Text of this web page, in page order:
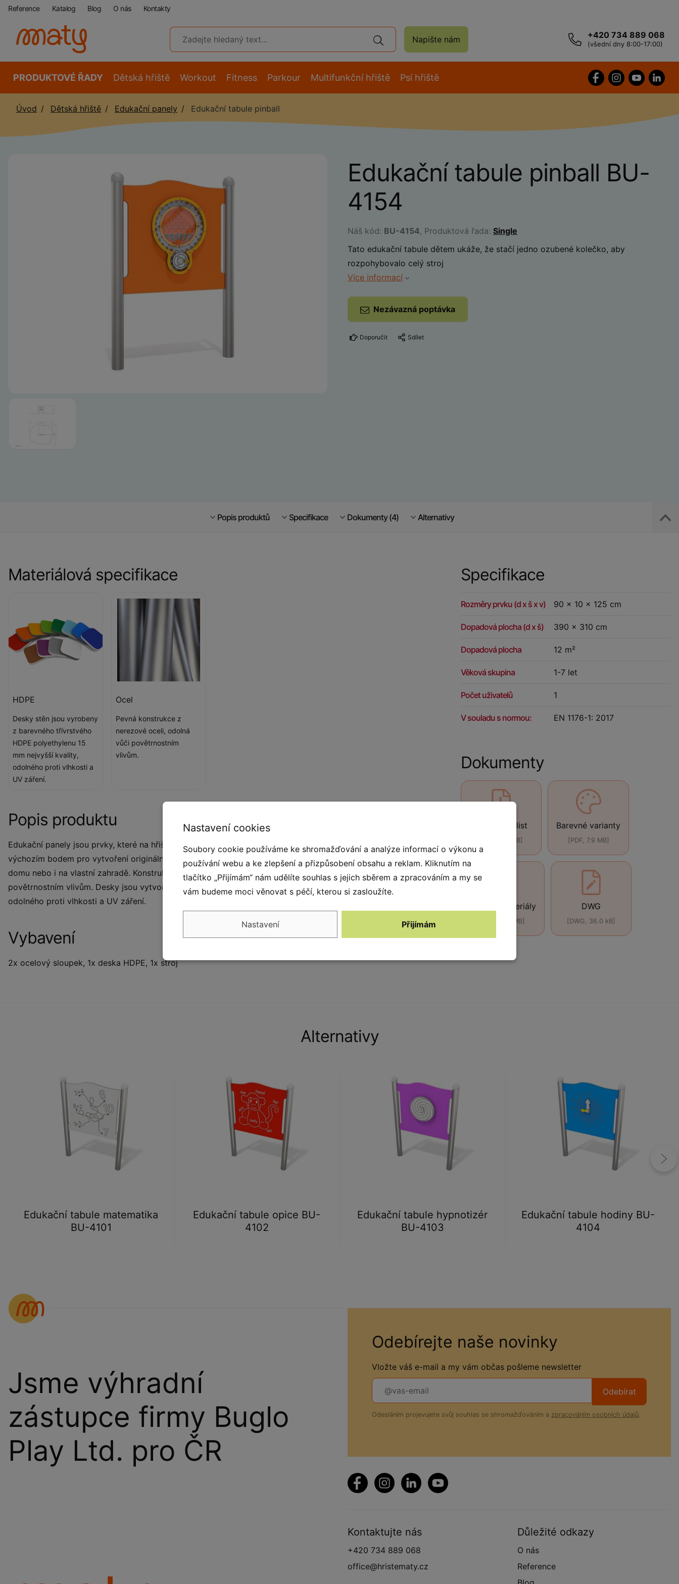
Reference Katalog Blog O nás Kontakty
Napište nám +420 734 889 068
(všední dny 8:00-17:00)
PRODUKTOVÉ ŘADY Dětská hřiště Workout Fitness Parkour Multifunkční hřiště Psí hřiště
Úvod Dětská hřiště Edukační panely Edukační tabule pinball
Edukační tabule pinball BU-
4154
Náš kód: BU-4154, Produktová řada: Single
Tato edukační tabule dětem ukáže, že stačí jedno ozubené kolečko, aby
rozpohybovalo celý stroj
Více informací
Nezávazná poptávka
Doporučit Sdílet
Popis produktů Specifikace Dokumenty (4) Alternativy
Specifikace
Rozměry prvku (d x š x v) 90 x 10 x 125 cm
Dopadová plocha (d x š) 390 x 310 cm
Dopadová plocha 12 m²
Věková skupina 1-7 let
Počet uživatelů 1
V souladu s normou: EN 1176-1: 2017
Dokumenty
Technický list
[PDF, 440 kB]
Barevné varianty
[PDF, 7.9 MB]
Použité materiály
[ZIP, 4.24 MB]
DWG
[DWG, 36.0 kB]
Materiálová specifikace
HDPE
Desky stěn jsou vyrobeny
z barevného třívrstvého
HDPE polyethylenu 15
mm nejvyšší kvality,
odolného proti vlhkosti a
UV záření.
Ocel
Pevná konstrukce z
nerezové oceli, odolná
vůči povětrnostním
vlivům.
Popis produktu
Edukační panely jsou prvky, které na hřišti nikdy nezůstanou opuštěné. Tyto prvky se stanou nejlepším
výchozím bodem pro vytvoření originálního dětského hřiště v parku, ve školce či škole, u rekreačního
domu nebo i na vlastní zahradě. Konstrukce panelu je vyrobena z nerezové oceli, která je odolná vůči
povětrnostním vlivům. Desky jsou vytvořeny z barevného třívrstvého HDPE polyethylenu nejvyšší kvality,
odolného proti vlhkosti a UV záření.
Vybavení
2x ocelový sloupek, 1x deska HDPE, 1x stroj
Alternativy
Edukační tabule matematika
BU-4101
Edukační tabule opice BU-
4102
Edukační tabule hypnotizér
BU-4103
Edukační tabule hodiny BU-
4104
Jsme výhradní
zástupce firmy Buglo
Play Ltd. pro ČR
Odebírejte naše novinky
Vložte váš e-mail a my vám občas pošleme newsletter
Odebírat
Odesláním projevujete svůj souhlas se shromažďováním a zpracováním osobních údajů.
Kontaktujte nás
+420 734 889 068
office@hristematy.cz
Důležité odkazy
O nás
Reference
Nastavení cookies
Soubory cookie používáme ke shromažďování a analýze informací o výkonu a
používání webu a ke zlepšení a přizpůsobení obsahu a reklam. Kliknutím na
tlačítko „Přijímám“ nám udělíte souhlas s jejich sběrem a zpracováním a my se
vám budeme moci věnovat s péčí, kterou si zasloužíte.
Nastavení Přijímám